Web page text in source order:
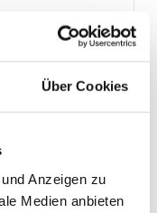
Über Cookies
Anzeigen zu
Medien anbieten